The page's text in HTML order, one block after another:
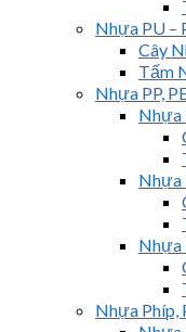
Nhựa PU –
Cây
Tấm
Nhựa PP,
Nhựa
Nhựa
Nhựa
Nhựa Phíp,